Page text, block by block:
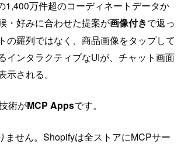
1,400万件超のコーディネートデータか
・好みに合わせた提案が画像付きで返っ
の羅列ではなく、商品画像をタップして
インタラクティブなUIが、チャット画面
される。
術がMCP Appsです。
ません。Shopifyは全ストアにMCPサー